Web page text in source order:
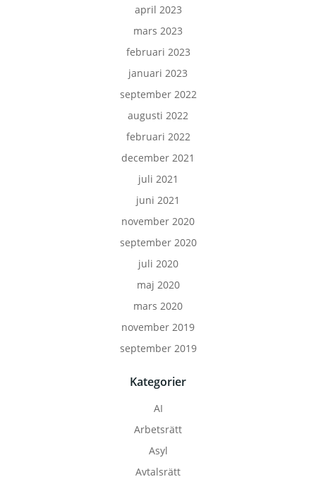
april 2023
mars 2023
februari 2023
januari 2023
september 2022
augusti 2022
februari 2022
december 2021
juli 2021
juni 2021
november 2020
september 2020
juli 2020
maj 2020
mars 2020
november 2019
september 2019
Kategorier
AI
Arbetsrätt
Asyl
Avtalsrätt